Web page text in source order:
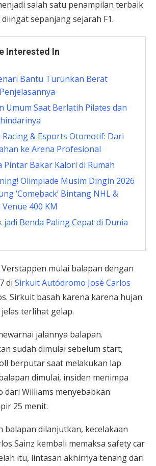
salah satu penampilan terbaik
sepanjang sejarah F1.
Interested In
Bantu Turunkan Berat
Umum Saat Berlatih Pilates dan
Racing & Esports Otomotif: Dari
ke Arena Profesional
Pintar Bakar Kalori di Rumah
Olimpiade Musim Dingin 2026
‘Comeback’ Bintang NHL &
400 KM
jadi Benda Paling Cepat di Dunia
mulai balapan dengan
di Sirkuit Autódromo José Carlos
Sirkuit basah karena karena hujan
terlihat gelap.
jalannya balapan.
sudah dimulai sebelum start,
berputar saat melakukan lap
dimulai, insiden menimpa
dari Williams menyebabkan
25 menit.
balapan dilanjutkan, kecelakaan
Sainz kembali memaksa safety car
itu, lintasan akhirnya tenang dari